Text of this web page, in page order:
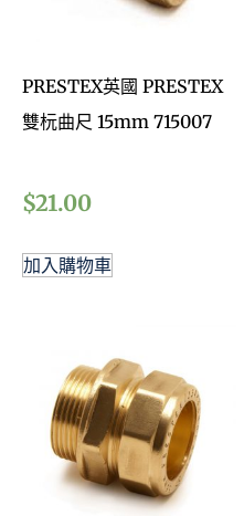
PRESTEX英國 PRESTEX
雙杬曲尺 15mm 715007
$21.00
加入購物車